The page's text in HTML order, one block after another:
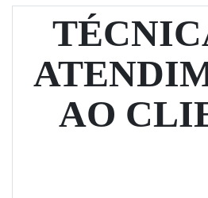
AO